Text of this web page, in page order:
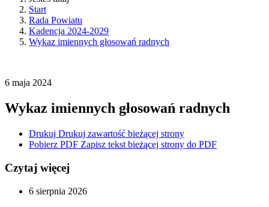
Start
Rada Powiatu
Kadencja 2024-2029
Wykaz imiennych głosowań radnych
6 maja 2024
Wykaz imiennych głosowań radnych
Drukuj Drukuj zawartość bieżącej strony
Pobierz PDF Zapisz tekst bieżącej strony do PDF
Czytaj więcej
6 sierpnia 2026